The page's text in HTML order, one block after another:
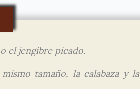
el jengibre picado.
tamaño, la calabaza y la